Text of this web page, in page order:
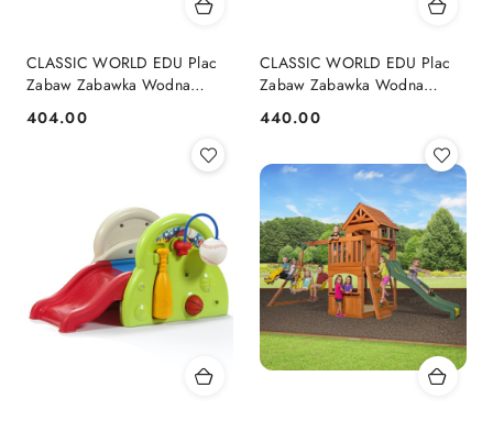
CLASSIC WORLD EDU Plac
Zabaw Zabawka Wodna
Rynny
Cena:
404.00
CLASSIC WORLD EDU Plac
Zabaw Zabawka Wodna
Wodospad
Cena:
440.00